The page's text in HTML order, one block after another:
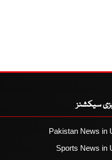
سیکشنز
Pakistan News in
Sports News in